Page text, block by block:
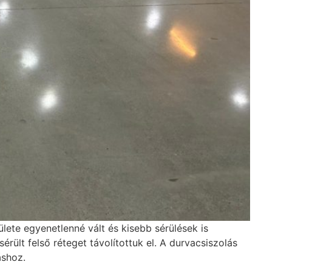
egyenetlenné vált és kisebb sérülések is
felső réteget távolítottuk el. A durvacsiszolás